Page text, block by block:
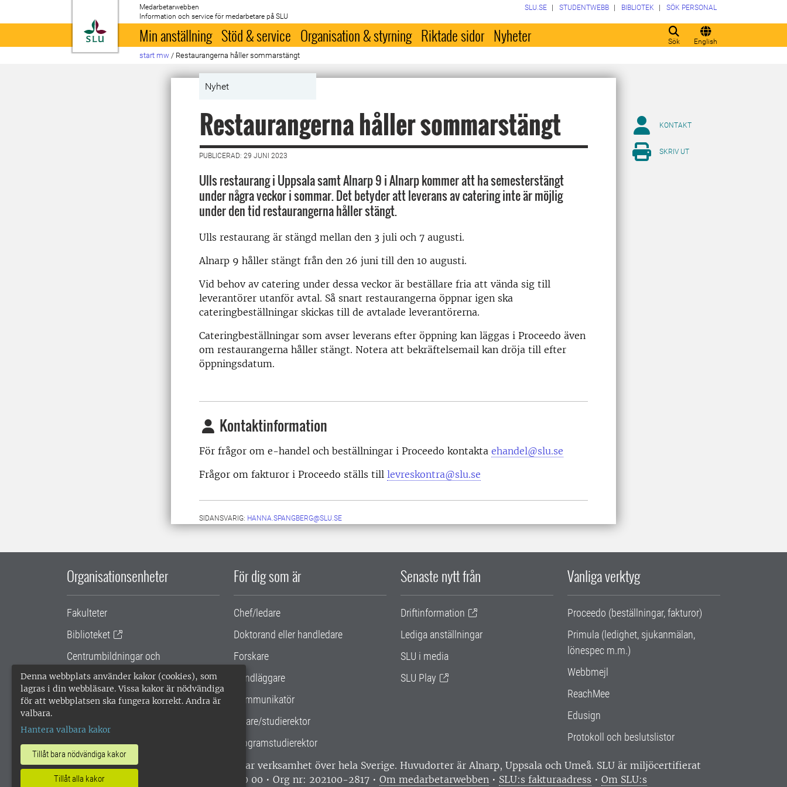
Denna webbplats använder kakor (cookies), som
lagras i din webbläsare. Vissa kakor är nödvändiga
för att webbplatsen ska fungera korrekt. Andra är
valbara.
Hantera valbara kakor
Tillåt bara nödvändiga kakor
Tillåt alla kakor
Till startsida
Medarbetarwebben
Information och service för medarbetare på SLU
Sök English
SLU.SE STUDENTWEBB BIBLIOTEK SÖK PERSONAL
Min anställning Stöd & service Organisation & styrning Riktade sidor Nyheter
start mw / Restaurangerna håller sommarstängt
Nyhet
Restaurangerna håller sommarstängt
PUBLICERAD: 29 JUNI 2023
Ulls restaurang i Uppsala samt Alnarp 9 i Alnarp kommer att ha semesterstängt
under några veckor i sommar. Det betyder att leverans av catering inte är möjlig
under den tid restaurangerna håller stängt.
Ulls restaurang är stängd mellan den 3 juli och 7 augusti.
Alnarp 9 håller stängt från den 26 juni till den 10 augusti.
Vid behov av catering under dessa veckor är beställare fria att vända sig till
leverantörer utanför avtal. Så snart restaurangerna öppnar igen ska
cateringbeställningar skickas till de avtalade leverantörerna.
Cateringbeställningar som avser leverans efter öppning kan läggas i Proceedo även
om restaurangerna håller stängt. Notera att bekräftelsemail kan dröja till efter
öppningsdatum.
Kontaktinformation
För frågor om e-handel och beställningar i Proceedo kontakta ehandel@slu.se
Frågor om fakturor i Proceedo ställs till levreskontra@slu.se
SIDANSVARIG: HANNA.SPANGBERG@SLU.SE
KONTAKT
SKRIV UT
Organisationsenheter
Fakulteter
Biblioteket
Centrumbildningar och
samarbetsprojekt
Gemensamma verksamhetsstödet
För dig som är
Chef/ledare
Doktorand eller handledare
Forskare
Handläggare
Kommunikatör
Lärare/studierektor
Programstudierektor
Senaste nytt från
Driftinformation
Lediga anställningar
SLU i media
SLU Play
Vanliga verktyg
Proceedo (beställningar, fakturor)
Primula (ledighet, sjukanmälan,
lönespec m.m.)
Webbmejl
ReachMee
Edusign
Protokoll och beslutslistor
SLU, Sveriges lantbruksuniversitet, har verksamhet över hela Sverige. Huvudorter är Alnarp, Uppsala och Umeå. SLU är miljöcertifierat
enligt ISO 14001. •
Telefon: 018-67 10 00 • Org nr: 202100-2817 • Om medarbetarwebben • SLU:s fakturaadress • Om SLU:s